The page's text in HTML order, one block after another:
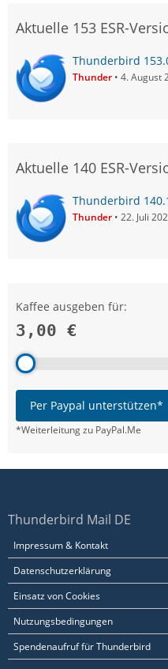
Aktuelle 153 ESR-
Thunderbird
Thunder 4. August
Aktuelle 140 ESR-
Thunderbird
Thunder 22. Juli
Kaffee ausgeben für:
3,00 €
Per Paypal unterstützen*
*Weiterleitung zu PayPal.Me
Thunderbird Mail DE
Impressum & Kontakt
Datenschutzerklärung
Einsatz von Cookies
Nutzungsbedingungen
Spendenaufruf für Thunderbird